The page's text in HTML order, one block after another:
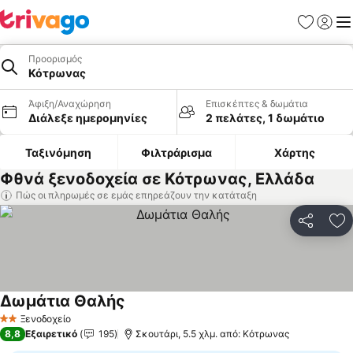
Προορισμός
Κότρωνας
Άφιξη/Αναχώρηση
Διάλεξε ημερομηνίες
Επισκέπτες & δωμάτια
2 πελάτες, 1 δωμάτιο
Ταξινόμηση Φιλτράρισμα Χάρτης
Φθνά ξενοδοχεία σε Κότρωνας, Ελλάδα
Πώς οι πληρωμές σε εμάς επηρεάζουν την κατάταξη
2 ΑστέριαΞενοδοχείο
Δωμάτια Θαλής
8,8 Εξαιρετικό 195 Σκουτάρι, 5.5 χλμ. από: Κότρωνας